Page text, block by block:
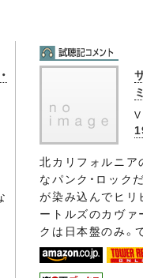
北カリフォルニア
なパンク・ロック
が染み込んでヒリ
ートルズのカヴァ
クは日本盤のみ。